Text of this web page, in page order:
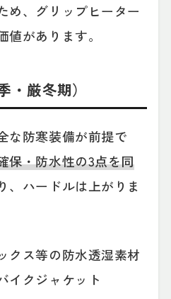
め、グリップヒーター
値があります。
厳冬期）
な防寒装備が前提で
保・防水性の3点を同
、ハードルは上がりま
クス等の防水透湿素材
イクジャケット